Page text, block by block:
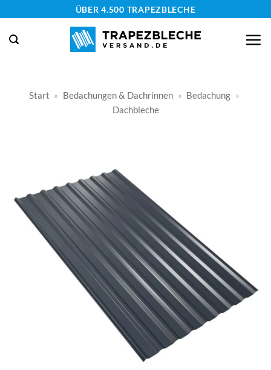
springen
ÜBER 4.500 TRAPEZBLECHE
Start » Bedachungen & Dachrinnen » Bedachung »
Dachbleche